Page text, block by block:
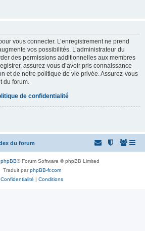
vous connecter. L’enregistrement ne prend
vos possibilités. L’administrateur du
des permissions additionnelles aux membres
assurez-vous d’avoir pris connaissance
et de notre politique de vie privée. Assurez-vous
du forum.
de confidentialité
du forum
phpBB® Forum Software © phpBB Limited
Traduit parphpBB-fr.com
Confidentialité | Conditions